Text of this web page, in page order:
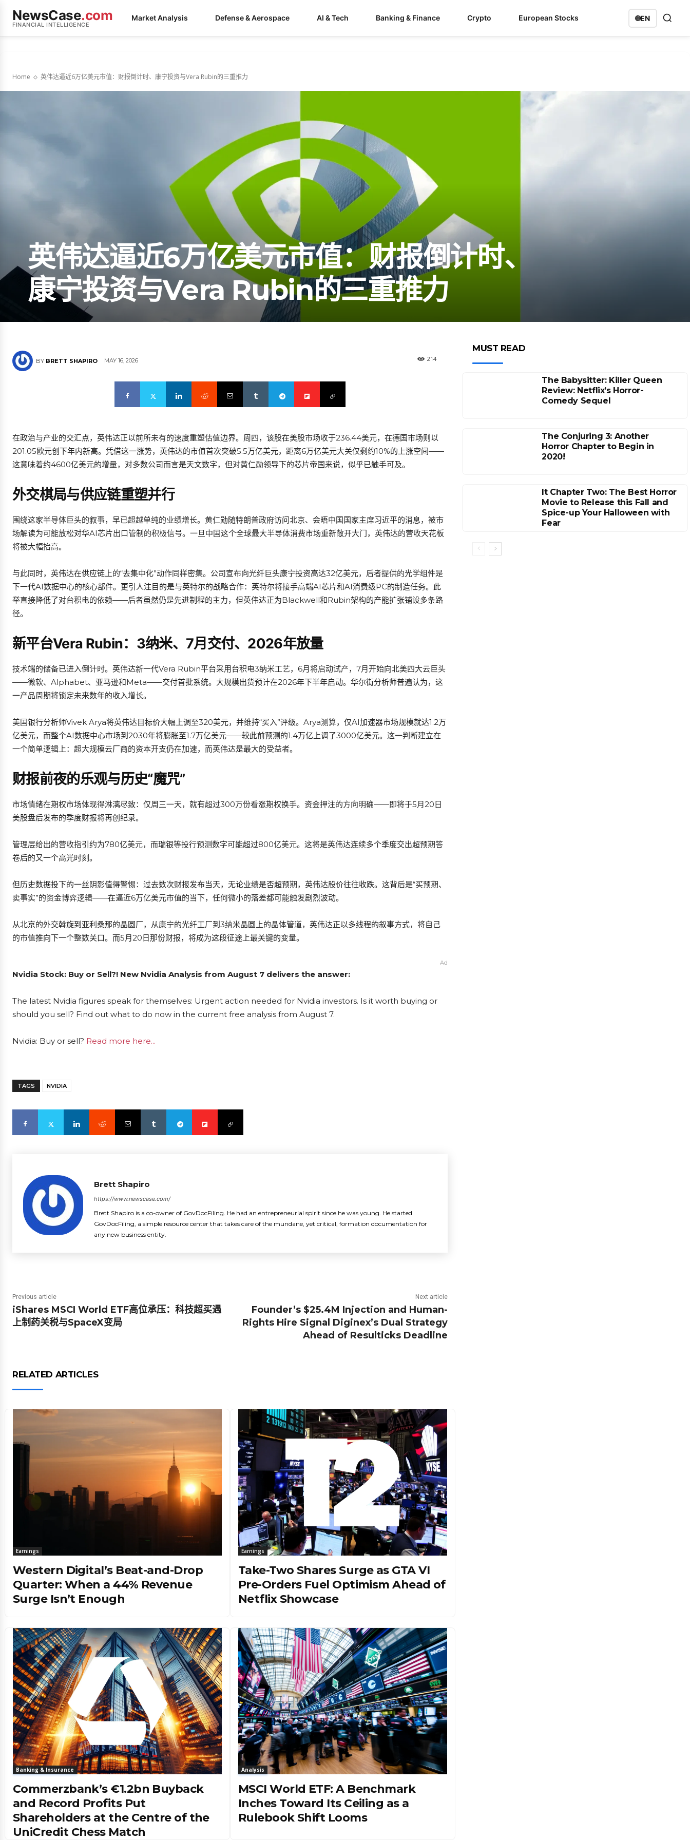
NewsCase.com
FINANCIAL INTELLIGENCE
Market Analysis Defense & Aerospace AI & Tech Banking & Finance Crypto European Stocks 🌐EN
Home 英伟达逼近6万亿美元市值：财报倒计时、康宁投资与Vera Rubin的三重推力
英伟达逼近6万亿美元市值：财报倒计时、
康宁投资与Vera Rubin的三重推力
BY BRETT SHAPIRO MAY 16, 2026 214
在政治与产业的交汇点，英伟达正以前所未有的速度重塑估值边界。周四，该股在美股市场收于236.44美元，在德国市场则以
201.05欧元创下年内新高。凭借这一涨势，英伟达的市值首次突破5.5万亿美元，距离6万亿美元大关仅剩约10%的上涨空间——
这意味着约4600亿美元的增量，对多数公司而言是天文数字，但对黄仁勋领导下的芯片帝国来说，似乎已触手可及。
外交棋局与供应链重塑并行
围绕这家半导体巨头的叙事，早已超越单纯的业绩增长。黄仁勋随特朗普政府访问北京、会晤中国国家主席习近平的消息，被市
场解读为可能放松对华AI芯片出口管制的积极信号。一旦中国这个全球最大半导体消费市场重新敞开大门，英伟达的营收天花板
将被大幅抬高。
与此同时，英伟达在供应链上的“去集中化”动作同样密集。公司宣布向光纤巨头康宁投资高达32亿美元，后者提供的光学组件是
下一代AI数据中心的核心部件。更引人注目的是与英特尔的战略合作：英特尔将接手高端AI芯片和AI消费级PC的制造任务。此
举直接降低了对台积电的依赖——后者虽然仍是先进制程的主力，但英伟达正为Blackwell和Rubin架构的产能扩张铺设多条路
径。
新平台Vera Rubin：3纳米、7月交付、2026年放量
技术端的储备已进入倒计时。英伟达新一代Vera Rubin平台采用台积电3纳米工艺，6月将启动试产，7月开始向北美四大云巨头
——微软、Alphabet、亚马逊和Meta——交付首批系统。大规模出货预计在2026年下半年启动。华尔街分析师普遍认为，这
一产品周期将锁定未来数年的收入增长。
美国银行分析师Vivek Arya将英伟达目标价大幅上调至320美元，并维持“买入”评级。Arya测算，仅AI加速器市场规模就达1.2万
亿美元，而整个AI数据中心市场到2030年将膨胀至1.7万亿美元——较此前预测的1.4万亿上调了3000亿美元。这一判断建立在
一个简单逻辑上：超大规模云厂商的资本开支仍在加速，而英伟达是最大的受益者。
财报前夜的乐观与历史“魔咒”
市场情绪在期权市场体现得淋漓尽致：仅周三一天，就有超过300万份看涨期权换手。资金押注的方向明确——即将于5月20日
美股盘后发布的季度财报将再创纪录。
管理层给出的营收指引约为780亿美元，而瑞银等投行预测数字可能超过800亿美元。这将是英伟达连续多个季度交出超预期答
卷后的又一个高光时刻。
但历史数据投下的一丝阴影值得警惕：过去数次财报发布当天，无论业绩是否超预期，英伟达股价往往收跌。这背后是“买预期、
卖事实”的资金博弈逻辑——在逼近6万亿美元市值的当下，任何微小的落差都可能触发剧烈波动。
从北京的外交斡旋到亚利桑那的晶圆厂，从康宁的光纤工厂到3纳米晶圆上的晶体管道，英伟达正以多线程的叙事方式，将自己
的市值推向下一个整数关口。而5月20日那份财报，将成为这段征途上最关键的变量。
Ad
Nvidia Stock: Buy or Sell?! New Nvidia Analysis from August 7 delivers the answer:
The latest Nvidia figures speak for themselves: Urgent action needed for Nvidia investors. Is it worth buying or
should you sell? Find out what to do now in the current free analysis from August 7.
Nvidia: Buy or sell? Read more here...
TAGS NVIDIA
Brett Shapiro
https://www.newscase.com/
Brett Shapiro is a co-owner of GovDocFiling. He had an entrepreneurial spirit since he was young. He started
GovDocFiling, a simple resource center that takes care of the mundane, yet critical, formation documentation for
any new business entity.
Previous article
iShares MSCI World ETF高位承压：科技超买遇
上制药关税与SpaceX变局
Next article
Founder’s $25.4M Injection and Human-
Rights Hire Signal Diginex’s Dual Strategy
Ahead of Resulticks Deadline
RELATED ARTICLES
Earnings
Western Digital’s Beat-and-Drop
Quarter: When a 44% Revenue
Surge Isn’t Enough
Earnings
Take-Two Shares Surge as GTA VI
Pre-Orders Fuel Optimism Ahead of
Netflix Showcase
Banking & Insurance
Commerzbank’s €1.2bn Buyback
and Record Profits Put
Shareholders at the Centre of the
UniCredit Chess Match
Analysis
MSCI World ETF: A Benchmark
Inches Toward Its Ceiling as a
Rulebook Shift Looms
MUST READ
The Babysitter: Killer Queen
Review: Netflix’s Horror-
Comedy Sequel
The Conjuring 3: Another
Horror Chapter to Begin in
2020!
It Chapter Two: The Best Horror
Movie to Release this Fall and
Spice-up Your Halloween with
Fear